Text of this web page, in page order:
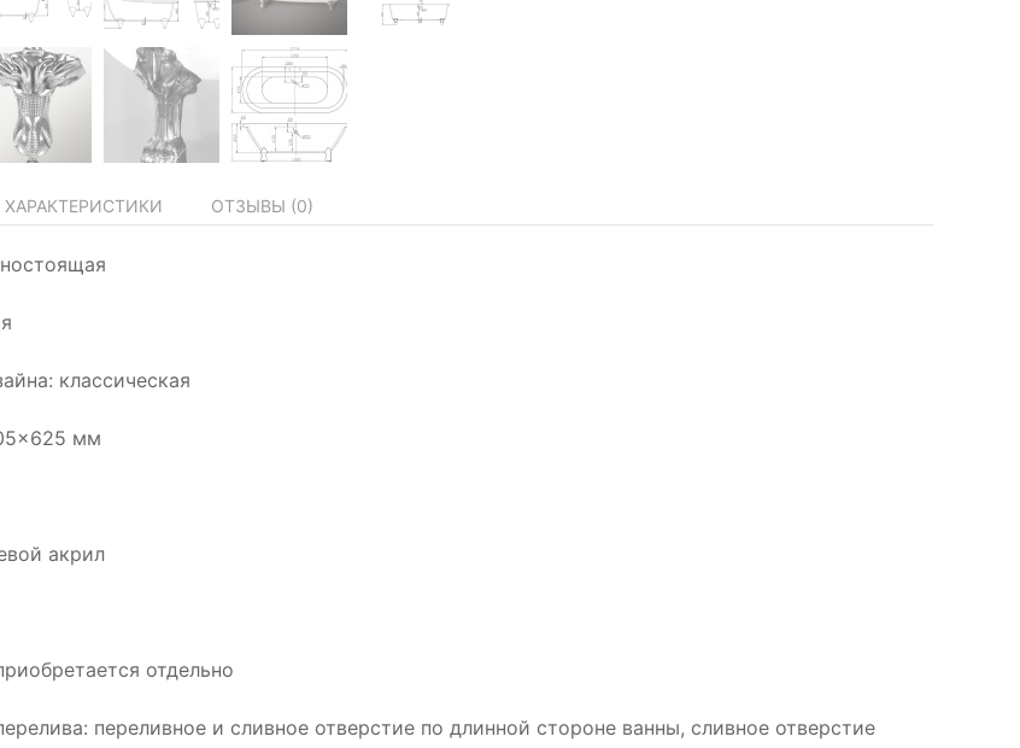
ХАРАКТЕРИСТИКИ ОТЗЫВЫ (0)
классическая
мм
акрил
отдельно
переливное и сливное отверстие по длинной стороне ванны, сливное отверстие